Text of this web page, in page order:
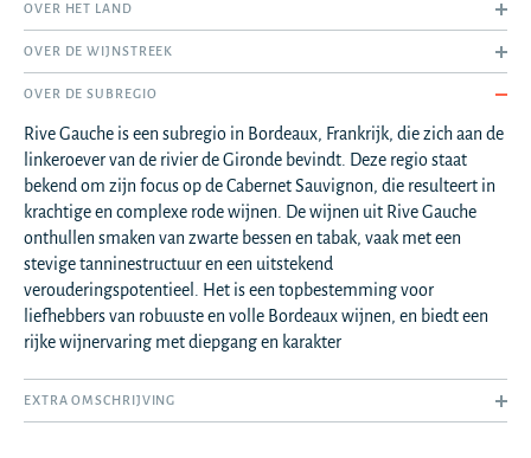
OVER HET LAND
OVER DE WIJNSTREEK
OVER DE SUBREGIO
Rive Gauche is een subregio in Bordeaux, Frankrijk, die zich aan de
linkeroever van de rivier de Gironde bevindt. Deze regio staat
bekend om zijn focus op de Cabernet Sauvignon, die resulteert in
krachtige en complexe rode wijnen. De wijnen uit Rive Gauche
onthullen smaken van zwarte bessen en tabak, vaak met een
stevige tanninestructuur en een uitstekend
verouderingspotentieel. Het is een topbestemming voor
liefhebbers van robuuste en volle Bordeaux wijnen, en biedt een
rijke wijnervaring met diepgang en karakter
EXTRA OMSCHRIJVING